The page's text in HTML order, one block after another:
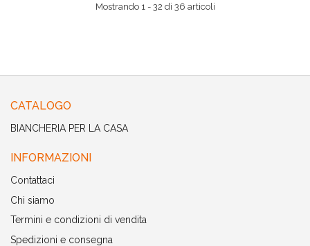
Mostrando 1 - 32 di 36 articoli
CATALOGO
BIANCHERIA PER LA CASA
INFORMAZIONI
Contattaci
Chi siamo
Termini e condizioni di vendita
Spedizioni e consegna